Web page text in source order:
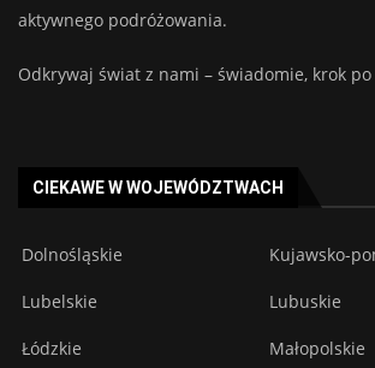
aktywnego podróżowania.
Odkrywaj świat z nami – świadomie, krok
CIEKAWE W WOJEWÓDZTWACH
Dolnośląskie Kujawsko-
Lubelskie Lubuskie
Łódzkie Małopolskie